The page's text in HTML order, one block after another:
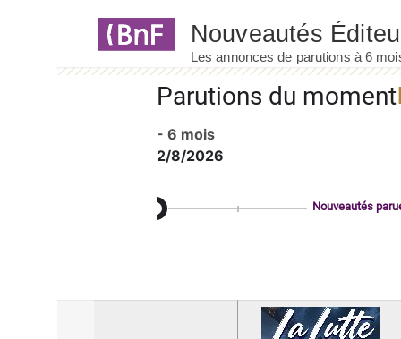
Parutions du moment
- 6 mois
2/8/2026
Nouveautés